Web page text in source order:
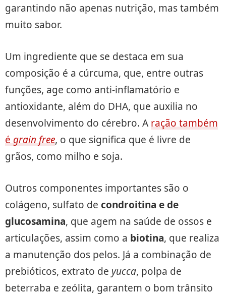
garantindo não apenas nutrição, mas também
muito sabor.
Um ingrediente que se destaca em sua
composição é a cúrcuma, que, entre outras
funções, age como anti-inflamatório e
antioxidante, além do DHA, que auxilia no
desenvolvimento do cérebro. A ração também
é grain free, o que significa que é livre de
grãos, como milho e soja.
Outros componentes importantes são o
colágeno, sulfato de condroitina e de
glucosamina, que agem na saúde de ossos e
articulações, assim como a biotina, que realiza
a manutenção dos pelos. Já a combinação de
prebióticos, extrato de yucca, polpa de
beterraba e zeólita, garantem o bom trânsito